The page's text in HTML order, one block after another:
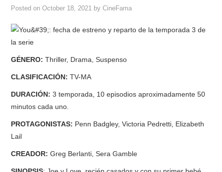
RESEÑAS
Posted onOctober 18, 2021 byCineFama
GÉNERO:Thriller, Drama, Suspenso
CLASIFICACIÓN:TV-MA
DURACIÓN: 3 temporada, 10 episodios aproximadamente 50
minutos cada uno.
PROTAGONISTAS: Penn Badgley, Victoria Pedretti, Elizabeth
Lail
CREADOR:Greg Berlanti, Sera Gamble